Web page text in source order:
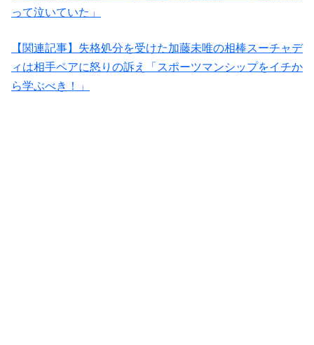
って泣いていた」
【関連記事】失格処分を受けた加藤未唯の相棒スーチャデ
ィは相手ペアに怒りの訴え「スポーツマンシップをイチか
ら学ぶべき！」